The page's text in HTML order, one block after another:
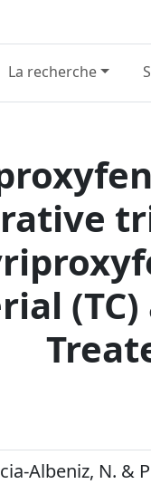
La recherche
Albeniz, N. &